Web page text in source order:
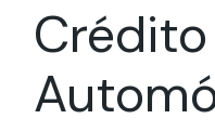
Crédito